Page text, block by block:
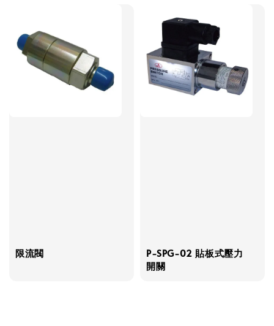
限流閥
P-SPG-02 貼板式壓力
開關